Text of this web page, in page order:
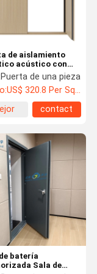
Recorrido
Por La
Fábrica
de aislamiento
acústico con
acústico 60
Puerta única
a prueba de
STC 45dB
Puerta de una pieza
US$ 320.8 Per Square Meter
contact
batería
Sala de